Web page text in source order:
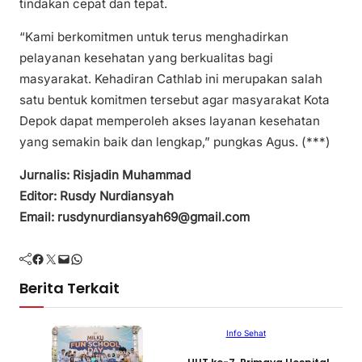
tindakan cepat dan tepat.
“Kami berkomitmen untuk terus menghadirkan
pelayanan kesehatan yang berkualitas bagi
masyarakat. Kehadiran Cathlab ini merupakan salah
satu bentuk komitmen tersebut agar masyarakat Kota
Depok dapat memperoleh akses layanan kesehatan
yang semakin baik dan lengkap,” pungkas Agus. (***)
Jurnalis: Risjadin Muhammad
Editor: Rusdy Nurdiansyah
Email: rusdynurdiansyah69@gmail.com
Facebook Twitter Mail WhatsApp
Berita Terkait
Info Sehat